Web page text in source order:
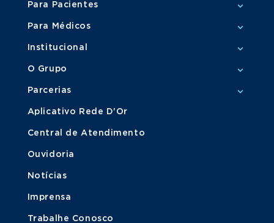
Para Pacientes
Para Médicos
Institucional
O Grupo
Parcerias
Aplicativo Rede D'Or
Central de Atendimento
Ouvidoria
Notícias
Imprensa
Trabalhe Conosco